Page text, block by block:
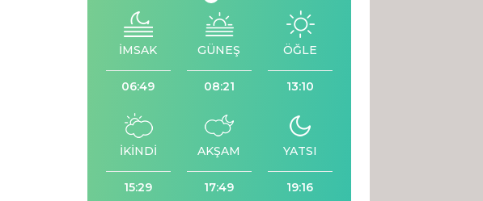
İMSAK
06:49
GÜNEŞ
08:21
ÖĞLE
13:10
İKİNDİ
15:29
AKŞAM
17:49
YATSI
19:16